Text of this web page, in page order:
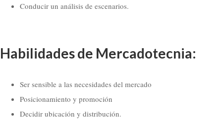
Conducir un análisis de escenarios.
Habilidades de Mercadotecnia:
Ser sensible a las necesidades del mercado
Posicionamiento y promoción
Decidir ubicación y distribución.